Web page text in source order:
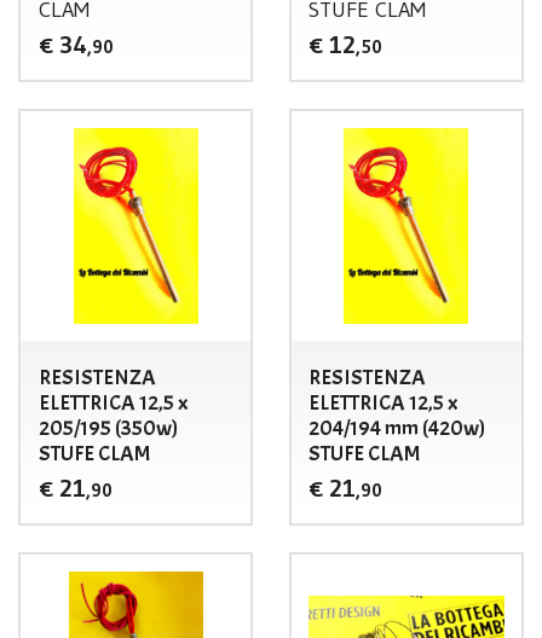
CLAM
€ 34,90
STUFE CLAM
€ 12,50
RESISTENZA
ELETTRICA 12,5 x
205/195 (350w)
STUFE CLAM
€ 21,90
RESISTENZA
ELETTRICA 12,5 x
204/194 mm (420w)
STUFE CLAM
€ 21,90